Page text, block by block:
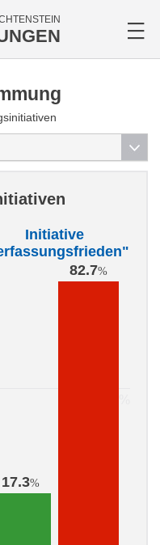
Initiative
17.3%
82.7%